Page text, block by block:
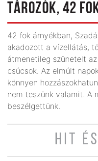
TÁROZÓK, 42
42 fok árnyékban,
akadozott a vízellátás,
átmenetileg szünetelt
csúcsok. Az elmúlt
könnyen
nem teszünk valamit. A
beszélgettünk.
HIT